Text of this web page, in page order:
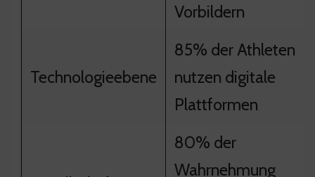
Vorbildern
Technologieebene
85% der Athleten
nutzen digitale
Plattformen
80% der
Wahrnehmung